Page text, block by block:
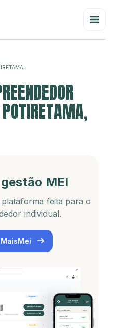
MEI
feita para o
individual.